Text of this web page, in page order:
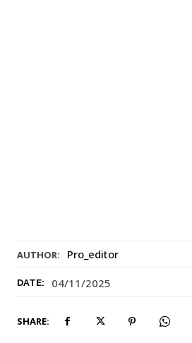
AUTHOR: Pro_editor
DATE: 04/11/2025
SHARE: